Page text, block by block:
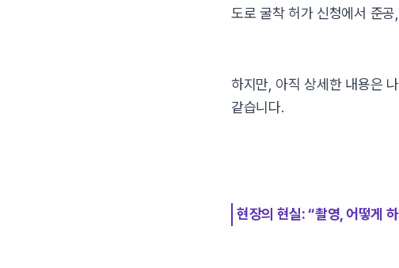
도로 굴착 허가 신청에서 준
하지만, 아직 상세한 내용은
같습니다.
현장의 현실: “촬영, 어떻게